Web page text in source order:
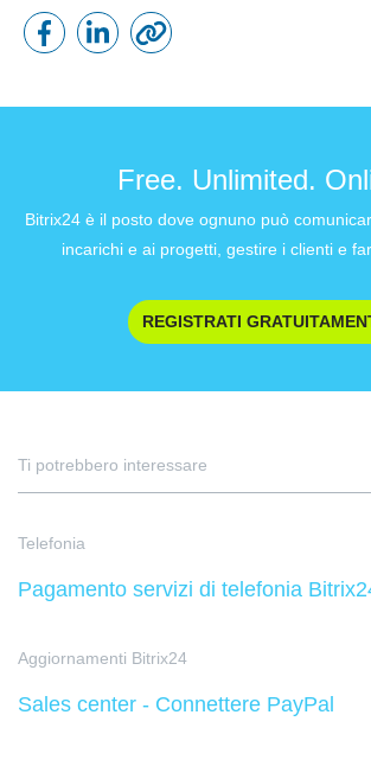
Free. Unlimited.
Bitrix24 è il posto dove ognuno può
incarichi e ai progetti, gestire i clienti e
REGISTRATI
Ti potrebbero interessare
Telefonia
Pagamento servizi di telefonia
Aggiornamenti Bitrix24
Sales center - Connettere PayPal